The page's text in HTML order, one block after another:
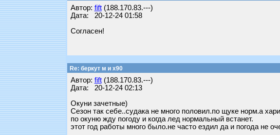
Автор: fift(188.170.83.---)
Дата: 20-12-24 01:58
Согласен!
Re: беркут м и х90
Автор: fift(188.170.83.---)
Дата: 20-12-24 02:13
Окуни зачетные)
Сезон так себе..судака не много половил.по щуке норм.а
по окуню жду погоду и когда лед нормальный встанет.
этот год работы много было.не часто ездил да и погода не